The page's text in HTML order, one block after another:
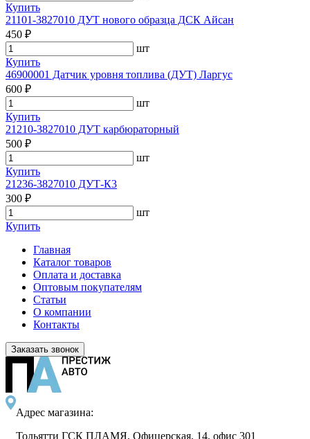
Купить
21101-3827010 ДУТ нового образца ДСК Айсан
450 ₽
шт
Купить
46900001 Датчик уровня топлива (ДУТ) Ларгус
600 ₽
шт
Купить
21210-3827010 ДУТ карбюраторный
500 ₽
шт
Купить
21236-3827010 ДУТ-К3
300 ₽
шт
Купить
Главная
Каталог товаров
Оплата и доставка
Оптовым покупателям
Статьи
О компании
Контакты
Заказать звонок
Адрес магазина:
Тольятти ГСК ПЛАМЯ, Офицерская, 14, офис 301